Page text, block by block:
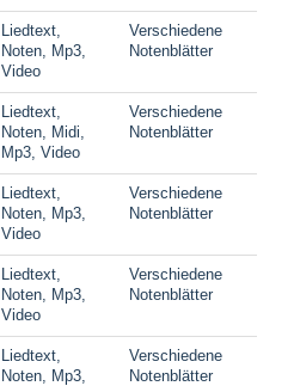
Liedtext,
Noten, Mp3,
Video
Verschiedene
Notenblätter
Liedtext,
Noten, Midi,
Mp3, Video
Verschiedene
Notenblätter
Liedtext,
Noten, Mp3,
Video
Verschiedene
Notenblätter
Liedtext,
Noten, Mp3,
Video
Verschiedene
Notenblätter
Liedtext,
Noten, Mp3,
Verschiedene
Notenblätter